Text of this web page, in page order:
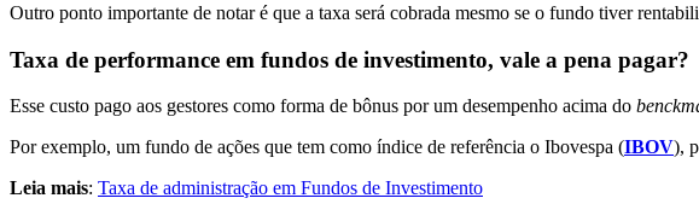
Outro ponto importante de notar é que a taxa será cobrada mesmo se o fundo tiver
Taxa de performance em fundos de investimento, vale a pena pagar?
Esse custo pago aos gestores como forma de bônus por um desempenho acima do
Por exemplo, um fundo de ações que tem como índice de referência o Ibovespa (IBOV),
Leia mais: Taxa de administração em Fundos de Investimento